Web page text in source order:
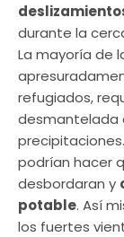
durante la
La mayoría de
refugiados,
desmantelada
podrían hacer
desbordaran y
potable. Así
los fuertes